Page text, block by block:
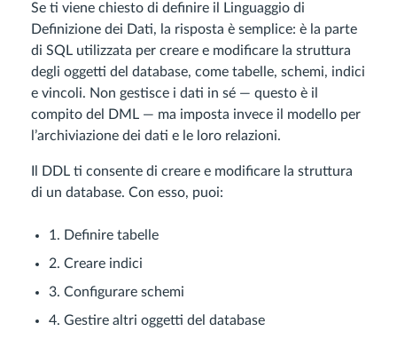
Se ti viene chiesto di definire il Linguaggio di
Definizione dei Dati, la risposta è semplice: è la parte
di SQL utilizzata per creare e modificare la struttura
degli oggetti del database, come tabelle, schemi, indici
e vincoli. Non gestisce i dati in sé — questo è il
compito del DML — ma imposta invece il modello per
l’archiviazione dei dati e le loro relazioni.
Il DDL ti consente di creare e modificare la struttura
di un database. Con esso, puoi:
1. Definire tabelle
2. Creare indici
3. Configurare schemi
4. Gestire altri oggetti del database